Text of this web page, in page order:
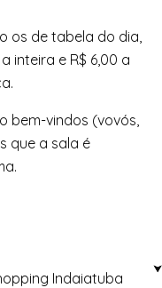
os de tabela do dia,
inteira e R$ 6,00 a
bem-vindos (vovós,
que a sala é
Indaiatuba